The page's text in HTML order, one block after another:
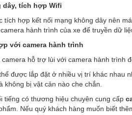
dây, tích hợp Wifi
tích hợp kết nối mạng không dây nên
hành trình của xe để truyền dữ
với camera hành trình
hỗ trợ lùi với camera hành trình
được lắp đặt ở nhiều vị trí khác nhau
không bị vật cản nào che chắn.
tiếng có thương hiệu chuyên cung cấp
Nếu quý khách hàng muốn biết